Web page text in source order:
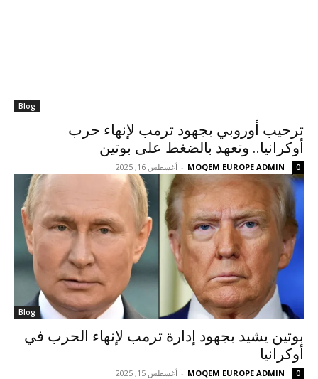
Blog
ترحيب أوروبي بجهود ترمب لإنهاء حرب
أوكرانيا.. وتعهد بالضغط على بوتين
MOQEM EUROPE ADMIN
- أغسطس 16, 2025 0
Blog
بوتين يشيد بجهود إدارة ترمب لإنهاء الحرب في
أوكرانيا
MOQEM EUROPE ADMIN
- أغسطس 15, 2025 0